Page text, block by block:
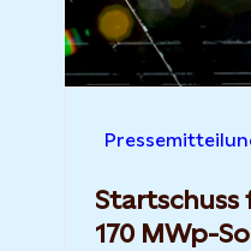
Startschuss
170 MWp-